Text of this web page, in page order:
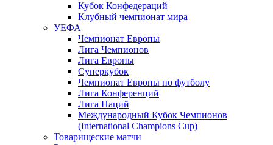
Кубок Конфедераций
Клубный чемпионат мира
УЕФА
Чемпионат Европы
Лига Чемпионов
Лига Европы
Суперкубок
Чемпионат Европы по футболу
Лига Конференций
Лига Наций
Международный Кубок Чемпионов
(International Champions Cup)
Товарищеские матчи